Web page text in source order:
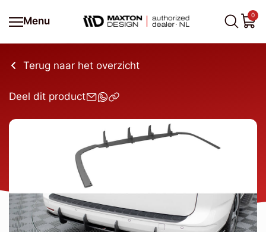
Menu
0
Terug naar het overzicht
Deel dit product